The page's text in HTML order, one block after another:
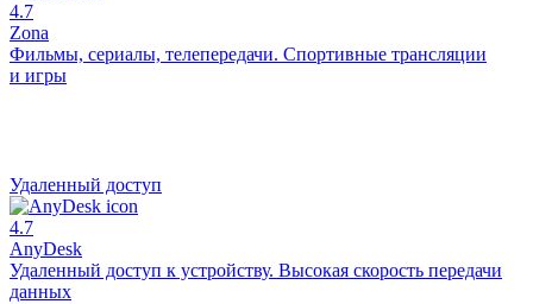
4.7
Zona
Фильмы, сериалы, телепередачи. Спортивные трансляции
и игры
Удаленный доступ
4.7
AnyDesk
Удаленный доступ к устройству. Высокая скорость передачи
данных